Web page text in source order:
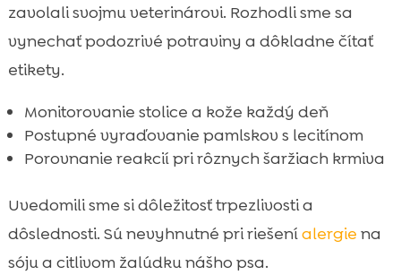
zavolali svojmu veterinárovi. Rozhodli sme sa
vynechať podozrivé potraviny a dôkladne čítať
etikety.
Monitorovanie stolice a kože každý deň
Postupné vyraďovanie pamlskov s lecitínom
Porovnanie reakcií pri rôznych šaržiach krmiva
Uvedomili sme si dôležitosť trpezlivosti a
dôslednosti. Sú nevyhnutné pri riešeníalergie na
sóju a citlivom žalúdku nášho psa.